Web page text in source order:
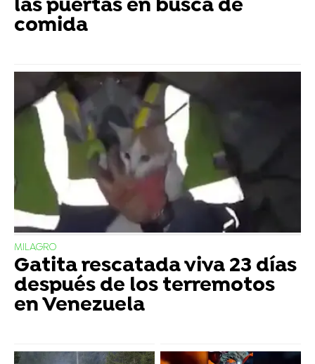
las puertas en busca de
comida
MILAGRO
Gatita rescatada viva 23 días
después de los terremotos
en Venezuela